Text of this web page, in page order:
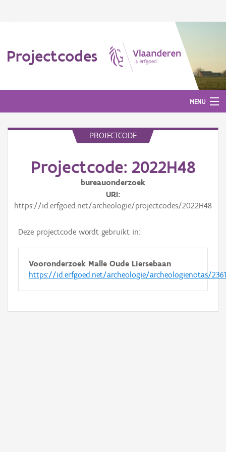
Projectcodes
MENU
PROJECTCODE
Projectcode: 2022H48
bureauonderzoek
URI
https://id.erfgoed.net/archeologie/projectcodes/2022H48
Deze projectcode wordt gebruikt in:
Vooronderzoek Malle Oude Liersebaan
https://id.erfgoed.net/archeologie/archeologienotas/